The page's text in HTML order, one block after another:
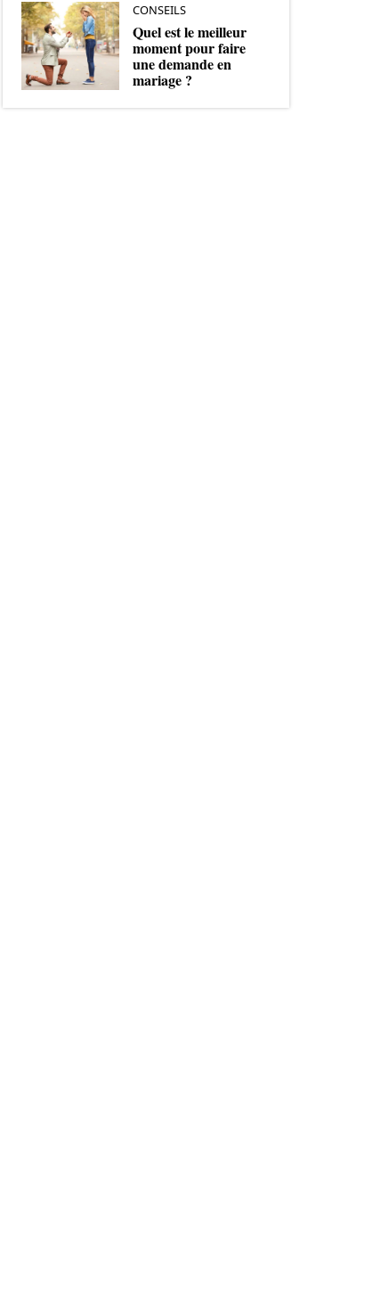
CONSEILS
Quel est le meilleur
moment pour faire
une demande en
mariage ?